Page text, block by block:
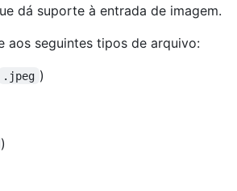
dá suporte à entrada de imagem.
aos seguintes tipos de arquivo:
.jpeg )
)